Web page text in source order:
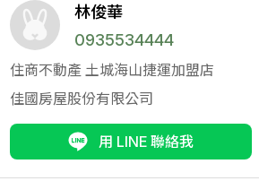
林俊華
0935534444
住商不動產 土城海山捷運加盟店
佳國房屋股份有限公司
用 LINE 聯絡我